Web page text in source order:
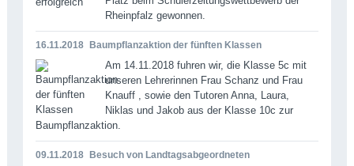
Rheinpfalz gewonnen.
16.11.2018 Baumpflanzaktion der fünften Klassen
Am 14.11.2018 fuhren wir, die Klasse 5c mit
unseren Lehrerinnen Frau Schanz und Frau
Knauff , sowie den Tutoren Anna, Laura,
Niklas und Jakob aus der Klasse 10c zur
Baumpflanzaktion.
09.11.2018 Besuch von Landtagsabgeordneten